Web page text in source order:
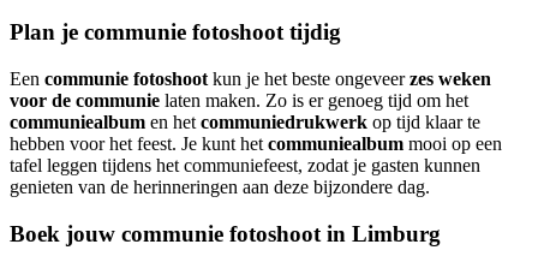
Plan je communie fotoshoot tijdig
Een communie fotoshoot kun je het beste ongeveerzes weken
voor de communie laten maken. Zo is er genoeg tijd om het
communiealbum en het communiedrukwerk op tijd klaar te
hebben voor het feest. Je kunt het communiealbum mooi op een
tafel leggen tijdens het communiefeest, zodat je gasten kunnen
genieten van de herinneringen aan deze bijzondere dag.
Boek jouw communie fotoshoot in Limburg